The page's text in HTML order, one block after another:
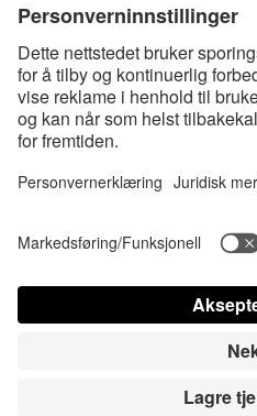
* Bluetooth®s ordmerke og logoer er
Bluetooth SIG, Inc., og enhver bruk
skjer på
Accessibility
Innstillinger for
Kontakt